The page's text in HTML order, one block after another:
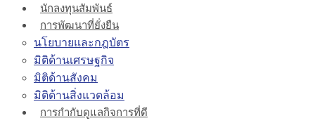
นักลงทุนสัมพันธ์
การพัฒนาที่ยั่งยืน
นโยบายและกฎบัตร
มิติด้านเศรษฐกิจ
มิติด้านสังคม
มิติด้านสิ่งแวดล้อม
การกำกับดูแลกิจการที่ดี